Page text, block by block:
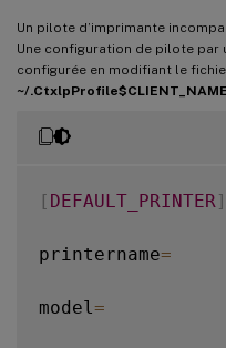
Un pilote d’imprimante
Une configuration de pilote
configurée en modifiant le
~/.CtxlpProfile$CLIENT_NAME
[ DEFAULT_PRINTER ]
printername=
model =